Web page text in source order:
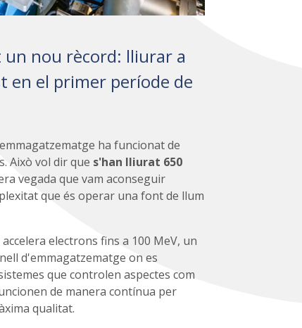
un nou rècord: lliurar a
en el primer període de
ha funcionat de
Això vol dir que s'han lliurat 650
vegada que vam aconseguir
que és operar una font de llum
electrons fins a 100 MeV, un
d'emmagatzematge on es
que controlen aspectes com
de manera contínua per
qualitat.